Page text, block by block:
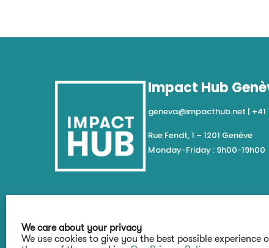
We care about your privacy
We use cookies to give you the best possible
Impact Hub
geneva@impacthub.net | +41
Rue Fendt, 1 – 1201 Genève
Monday-Friday : 9h00-19h00